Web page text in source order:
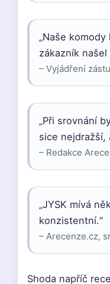
„Naše
zákazník
– Vyjádření
„Při srovnání
sice nejdražší,
– Redakce
„JYSK mívá
konzistentní.“
– Arecenze.cz,
Shoda napříč